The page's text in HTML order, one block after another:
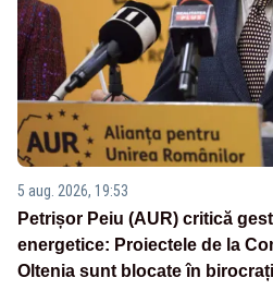
5 aug. 2026, 19:53
Petrișor Peiu (AUR) critică
energetice: Proiectele de la
Oltenia sunt blocate în